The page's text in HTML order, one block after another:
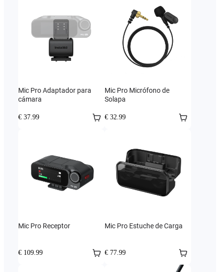
Mic Pro Adaptador para
cámara
€ 37.99
Mic Pro Micrófono de
Solapa
€ 32.99
Mic Pro Receptor
€ 109.99
Mic Pro Estuche de Carga
€ 77.99